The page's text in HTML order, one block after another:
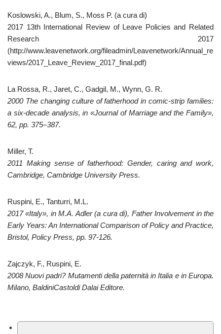
Koslowski, A., Blum, S., Moss P. (a cura di)
2017 13th International Review of Leave Policies and Related
Research 2017
(http://www.leavenetwork.org/fileadmin/Leavenetwork/Annual_re
views/2017_Leave_Review_2017_final.pdf)
La Rossa, R., Jaret, C., Gadgil, M., Wynn, G. R.
2000 The changing culture of fatherhood in comic-strip families:
a six-decade analysis, in «Journal of Marriage and the Family»,
62, pp. 375–387.
Miller, T.
2011 Making sense of fatherhood: Gender, caring and work,
Cambridge, Cambridge University Press.
Ruspini, E., Tanturri, M.L.
2017 «Italy», in M.A. Adler (a cura di), Father Involvement in the
Early Years: An International Comparison of Policy and Practice,
Bristol, Policy Press, pp. 97-126.
Zajczyk, F., Ruspini, E.
2008 Nuovi padri? Mutamenti della paternità in Italia e in Europa.
Milano, BaldiniCastoldi Dalai Editore.